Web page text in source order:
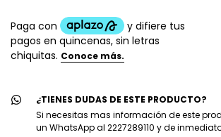
¿TIENES DUDAS DE ESTE PRODUCTO?
Si necesitas mas información de este
un WhatsApp al 2227289110 y de